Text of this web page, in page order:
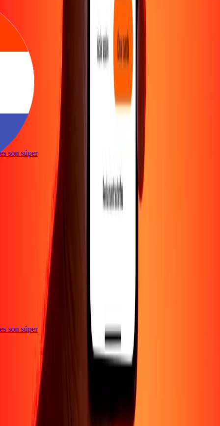
son súper
son súper
Blog Corporativo